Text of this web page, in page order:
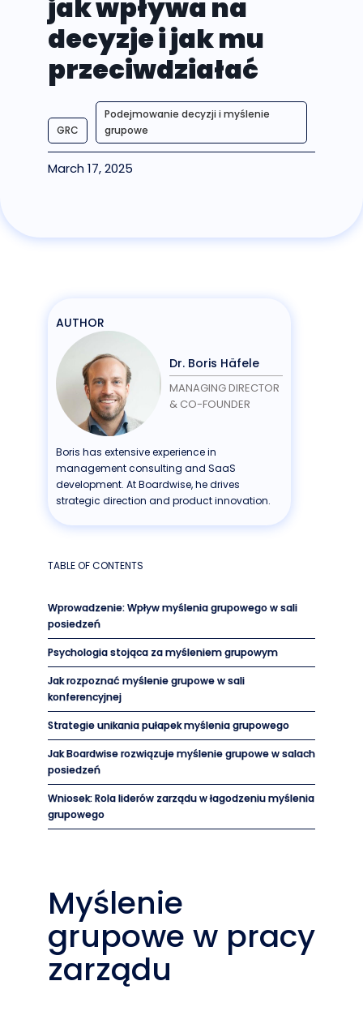
jak wpływa na
decyzje i jak mu
przeciwdziałać
GRC
Podejmowanie decyzji i myślenie
grupowe
March 17, 2025
AUTHOR
Dr. Boris Häfele
MANAGING DIRECTOR
& CO-FOUNDER
Boris has extensive experience in
management consulting and SaaS
development. At Boardwise, he drives
strategic direction and product innovation.
TABLE OF CONTENTS
Wprowadzenie: Wpływ myślenia grupowego w sali
posiedzeń
Psychologia stojąca za myśleniem grupowym
Jak rozpoznać myślenie grupowe w sali
konferencyjnej
Strategie unikania pułapek myślenia grupowego
Jak Boardwise rozwiązuje myślenie grupowe w salach
posiedzeń
Wniosek: Rola liderów zarządu w łagodzeniu myślenia
grupowego
Myślenie
grupowe w pracy
zarządu